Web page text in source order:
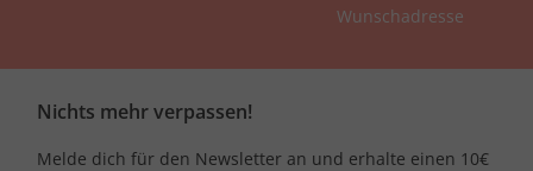
Wunschadresse
Nichts mehr verpassen!
Melde dich für den Newsletter an und erhalte einen 10€